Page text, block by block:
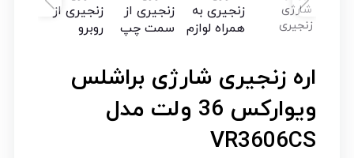
اره زنجیری شارژی براشلس
ویوارکس 36 ولت مدل
VR3606CS